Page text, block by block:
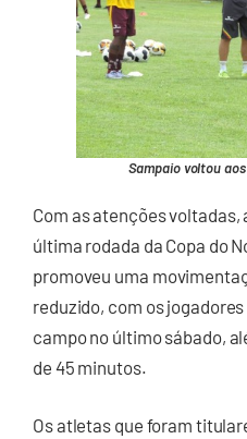
Sampaio voltou
Com as atenções voltadas,
última rodada da Copa do
promoveu uma
reduzido, com os
campo no último sábado,
de 45 minutos.
Os atletas que foram